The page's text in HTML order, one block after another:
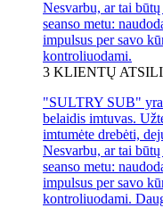
Nesvarbu, ar tai
seanso metu:
impulsus per savo
kontroliuodami.
3 KLIENTŲ
"SULTRY SUB"
belaidis imtuvas.
imtumėte drebėti,
Nesvarbu, ar tai
seanso metu:
impulsus per savo
kontroliuodami.